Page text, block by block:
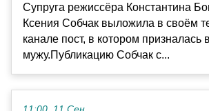
Супруга режиссёра Константина
Ксения Собчак выложила в своём
канале пост, в котором призналась
мужу.Публикацию Собчак с...